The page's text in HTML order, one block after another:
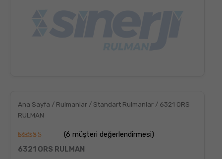
Ana Sayfa / Rulmanlar / Standart Rulmanlar / 6321 ORS
RULMAN
6müşteri
puanına
(6 müşteri değerlendirmesi)
6321 ORS RULMAN